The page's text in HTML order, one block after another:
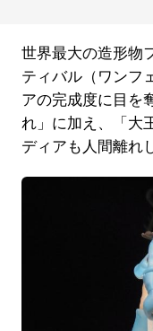
世界最大の造形物
ティバル（ワンフ
アの完成度に目を
れ」に加え、「大
ディアも人間離れ